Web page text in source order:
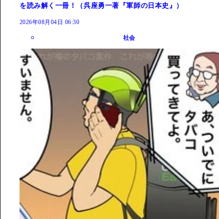
を読み解く一冊！（呉座勇一著『軍師の日本史』）
2026年08月04日 06:30
社会